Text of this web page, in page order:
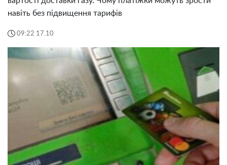
навіть без підвищення тарифів
09:22 17.10